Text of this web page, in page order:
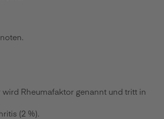
Rheumafaktor genannt und tritt in
(2 %).